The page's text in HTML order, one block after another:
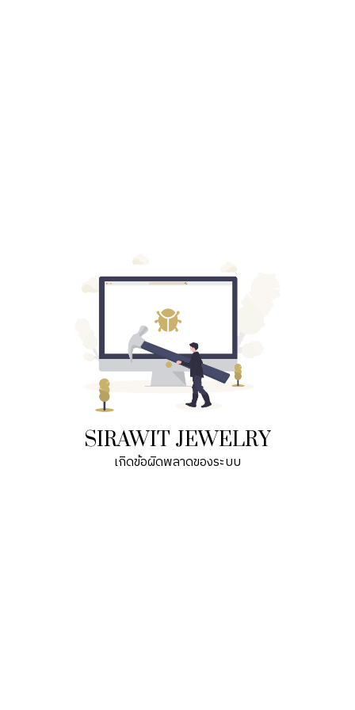
SIRAWIT JEWELRY
เกิดข้อผิดพลาดของระบบ